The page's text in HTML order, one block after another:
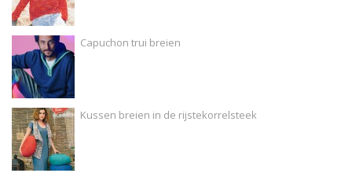
Capuchon trui breien
Kussen breien in de rijstekorrelsteek